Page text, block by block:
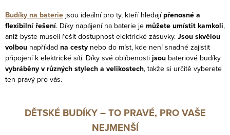
Budíky na baterie jsou ideální pro ty, kteří hledajípřenosné a
flexibilní řešení. Díky napájení na baterie je můžete umístit kamkoli,
aniž byste museli řešit dostupnost elektrické zásuvky. Jsou skvělou
volbou například na cesty nebo do míst, kde není snadné zajistit
připojení k elektrické síti. Díky své oblíbenosti jsou bateriové budíky
vybráběny v různých stylech a velikostech, takže si určitě vyberete
ten pravý pro vás.
DĚTSKÉ BUDÍKY – TO PRAVÉ, PRO VAŠE
NEJMENŠÍ